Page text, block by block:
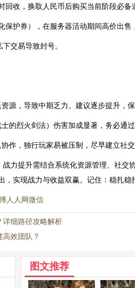
回收，换取人民币后购买当前阶段必备
保护券），在服务器活动期间高价出售
交易导致封号。
源，导致中期乏力。建议逐步提升，保
的烈火剑法）伤害加成显著，务必通
作，独行玩家易被压制，尽早建立社交
力提升需结合系统化资源管理、社交
，实现战力与收益双赢。记住：稳扎稳
人人网微信
详细路径攻略解析
效团队？
图文推荐